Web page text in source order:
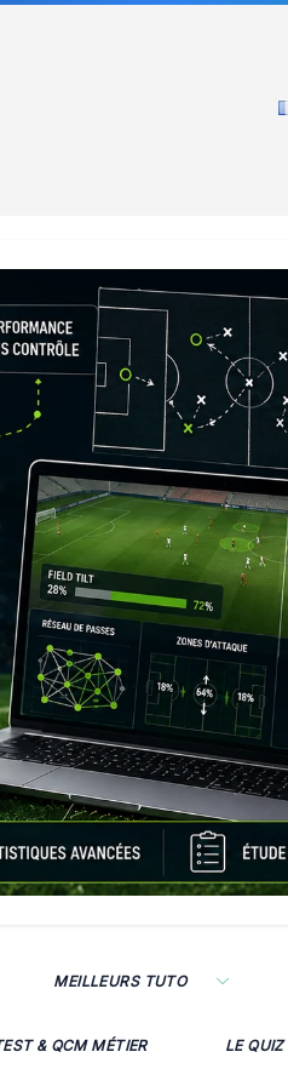
MEILLEURS TUTO
& QCM MÉTIER LE QUIZ